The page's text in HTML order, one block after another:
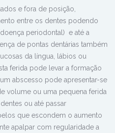
e fora de posição,
entre os dentes podendo
periodontal) e até a
de pontas dentárias também
da língua, lábios ou
ferida pode levar a formação
abscesso pode apresentar-se
volume ou uma pequena ferida
ou até passar
que escondem o aumento
apalpar com regularidade a